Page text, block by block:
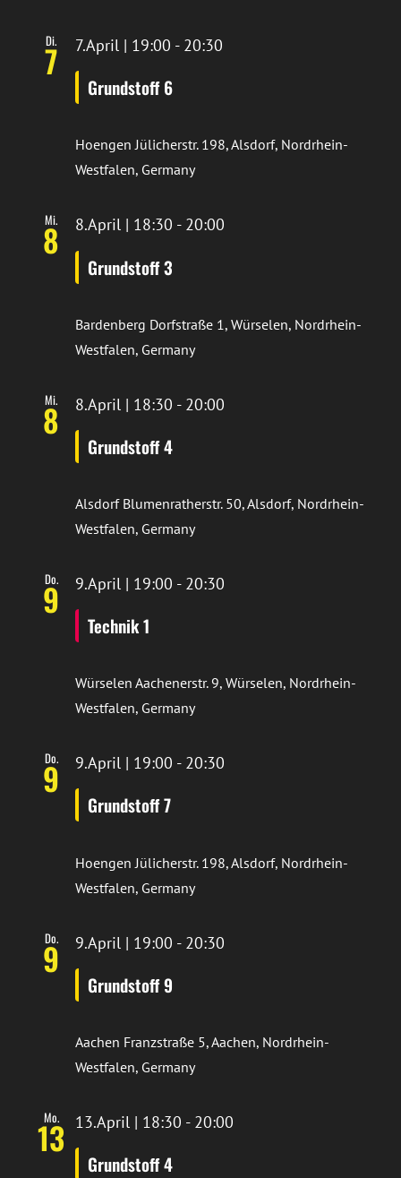
Di.
7
Grundstoff 6
7.April | 19:00 - 20:30
HoengenJülicherstr. 198, Alsdorf, Nordrhein-
Westfalen, Germany
Mi.
8
Grundstoff 3
8.April | 18:30 - 20:00
Bardenberg Dorfstraße 1, Würselen, Nordrhein-
Westfalen, Germany
Mi.
8
Grundstoff 4
8.April | 18:30 - 20:00
Alsdorf Blumenratherstr. 50, Alsdorf, Nordrhein-
Westfalen, Germany
Do.
9
Technik 1
9.April | 19:00 - 20:30
Würselen Aachenerstr. 9, Würselen, Nordrhein-
Westfalen, Germany
Do.
9
Grundstoff 7
9.April | 19:00 - 20:30
Hoengen Jülicherstr. 198, Alsdorf, Nordrhein-
Westfalen, Germany
Do.
9
Grundstoff 9
9.April | 19:00 - 20:30
Aachen Franzstraße 5, Aachen, Nordrhein-
Westfalen, Germany
Mo.
13
Grundstoff 4
13.April | 18:30 - 20:00